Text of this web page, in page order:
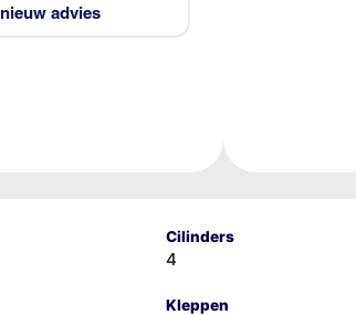
nieuw advies
Cilinders
4
Kleppen